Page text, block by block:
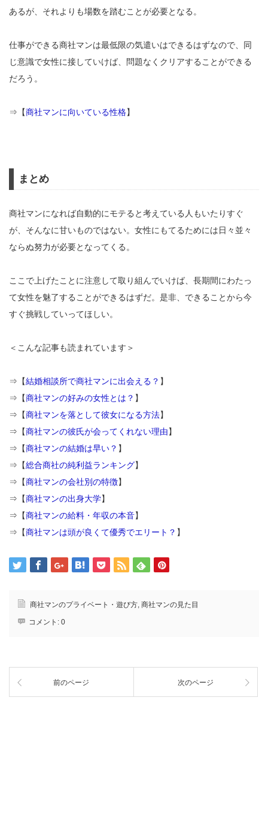
あるが、それよりも場数を踏むことが必要となる。
仕事ができる商社マンは最低限の気遣いはできるはずなので、同
じ意識で女性に接していけば、問題なくクリアすることができる
だろう。
⇒【商社マンに向いている性格】
まとめ
商社マンになれば自動的にモテると考えている人もいたりすぐ
が、そんなに甘いものではない。女性にもてるためには日々並々
ならぬ努力が必要となってくる。
ここで上げたことに注意して取り組んでいけば、長期間にわたっ
て女性を魅了することができるはずだ。是非、できることから今
すぐ挑戦していってほしい。
＜こんな記事も読まれています＞
⇒【結婚相談所で商社マンに出会える？ 】
⇒【商社マンの好みの女性とは？ 】
⇒【商社マンを落として彼女になる方法】
⇒【商社マンの彼氏が会ってくれない理由】
⇒【商社マンの結婚は早い？ 】
⇒【総合商社の純利益ランキング】
⇒【商社マンの会社別の特徴】
⇒【商社マンの出身大学】
⇒【商社マンの給料・年収の本音】
⇒【商社マンは頭が良くて優秀でエリート？ 】
商社マンのプライベート・遊び方, 商社マンの見た目
コメント: 0
前のページ 次のページ